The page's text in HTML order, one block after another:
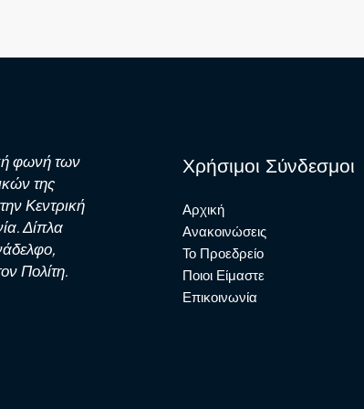
φωνή των
της
Κεντρική
Δίπλα
Πολίτη.
Χρήσιμοι Σύνδεσμοι
Αρχική
Ανακοινώσεις
Το Προεδρείο
Ποιοι Είμαστε
Επικοινωνία